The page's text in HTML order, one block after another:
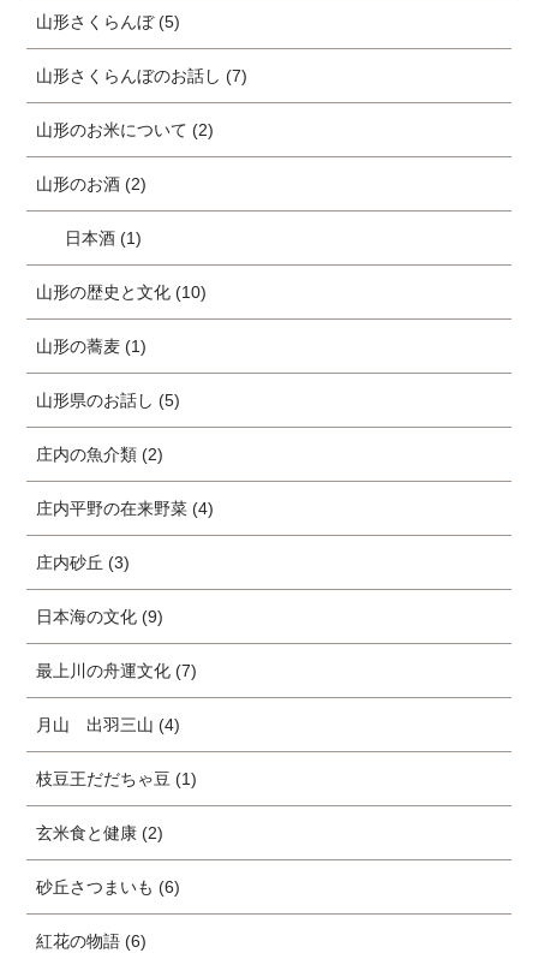
山形さくらんぼ (5)
山形さくらんぼのお話し (7)
山形のお米について (2)
山形のお酒 (2)
日本酒 (1)
山形の歴史と文化 (10)
山形の蕎麦 (1)
山形県のお話し (5)
庄内の魚介類 (2)
庄内平野の在来野菜 (4)
庄内砂丘 (3)
日本海の文化 (9)
最上川の舟運文化 (7)
月山 出羽三山 (4)
枝豆王だだちゃ豆 (1)
玄米食と健康 (2)
砂丘さつまいも (6)
紅花の物語 (6)